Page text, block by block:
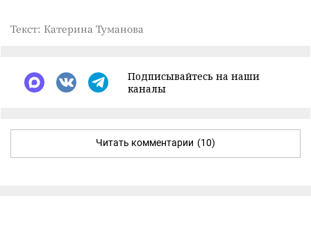
Текст: Катерина Туманова
Подписывайтесь на наши
каналы
Читать комментарии (10)